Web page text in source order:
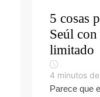
5 cosas
Seúl
limitado
4 minutos
Parece que